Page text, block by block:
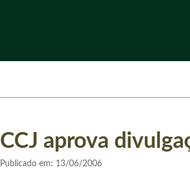
CCJ aprova
Publicado em: 13/06/2006